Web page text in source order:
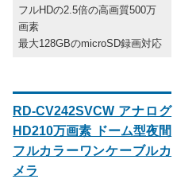
フルHDの2.5倍の高画質500万
画素
最大128GBのmicroSD録画対応
RD-CV242SVCW アナログ
HD210万画素 ドーム型夜間
フルカラーワンケーブルカ
メラ